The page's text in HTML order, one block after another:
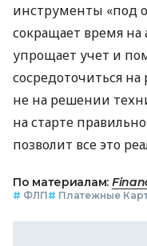
инструменты «под
сокращает время
упрощает учет и
сосредоточиться на
не на решении
на старте
позволит все это
По материалам:
# ФЛП# Платежные